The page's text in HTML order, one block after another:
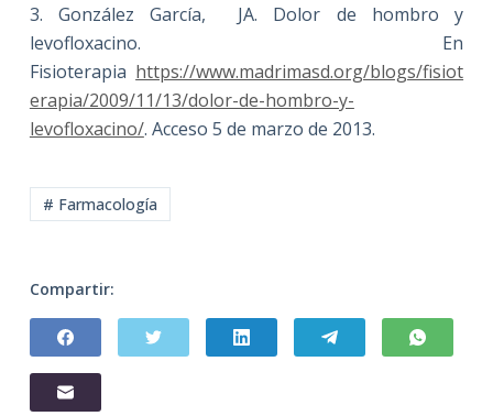
3. González García, JA. Dolor de hombro y
levofloxacino. En
Fisioterapia https://www.madrimasd.org/blogs/fisiot
erapia/2009/11/13/dolor-de-hombro-y-
levofloxacino/. Acceso 5 de marzo de 2013.
# Farmacología
Compartir: